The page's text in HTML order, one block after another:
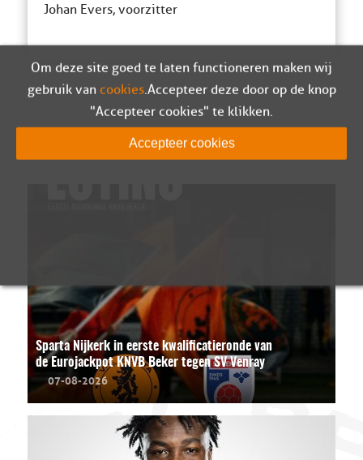
Johan Evers, voorzitter
Sparta Nijkerk in eerste kwalificatieronde van
de Eurojackpot KNVB Beker tegen SV Venray
07-08-2026
Om deze site goed te laten functioneren maken wij
gebruik van cookies. Accepteer deze door op de knop
"Accepteer cookies" te klikken.
Accepteer cookies